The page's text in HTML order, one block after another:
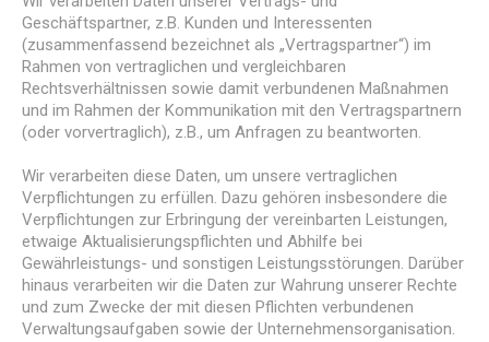
Geschäftspartner, z.B. Kunden und Interessenten
(zusammenfassend bezeichnet als „Vertragspartner“) im
Rahmen von vertraglichen und vergleichbaren
Rechtsverhältnissen sowie damit verbundenen Maßnahmen
und im Rahmen der Kommunikation mit den Vertragspartnern
(oder vorvertraglich), z.B., um Anfragen zu beantworten.
Wir verarbeiten diese Daten, um unsere vertraglichen
Verpflichtungen zu erfüllen. Dazu gehören insbesondere die
Verpflichtungen zur Erbringung der vereinbarten Leistungen,
etwaige Aktualisierungspflichten und Abhilfe bei
Gewährleistungs- und sonstigen Leistungsstörungen. Darüber
hinaus verarbeiten wir die Daten zur Wahrung unserer Rechte
und zum Zwecke der mit diesen Pflichten verbundenen
Verwaltungsaufgaben sowie der Unternehmensorganisation.